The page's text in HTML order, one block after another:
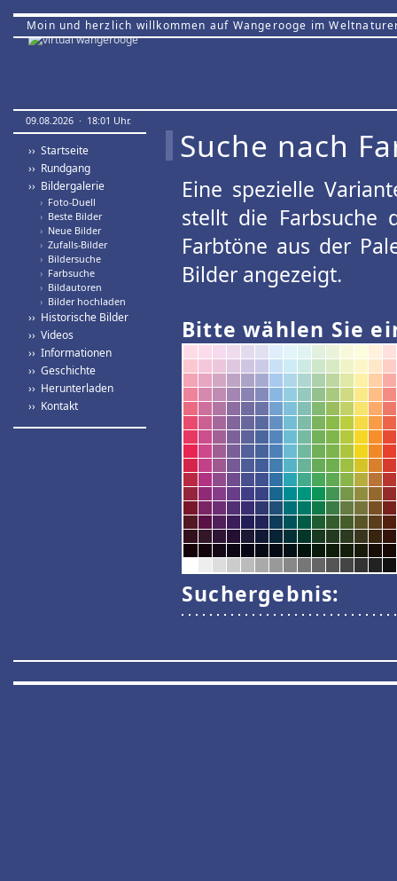
Moin und herzlich willkommen auf Wangerooge im
09.08.2026 · 18:01 Uhr.
›› Startseite
›› Rundgang
›› Bildergalerie
› Foto-Duell
› Beste Bilder
› Neue Bilder
› Zufalls-Bilder
› Bildersuche
› Farbsuche
› Bildautoren
› Bilder hochladen
›› Historische Bilder
›› Videos
›› Informationen
›› Geschichte
›› Herunterladen
›› Kontakt
Suche nach
Eine spezielle
stellt die Farbsuche
Farbtöne aus der
Bilder angezeigt.
Bitte wählen Sie
Suchergebnis: